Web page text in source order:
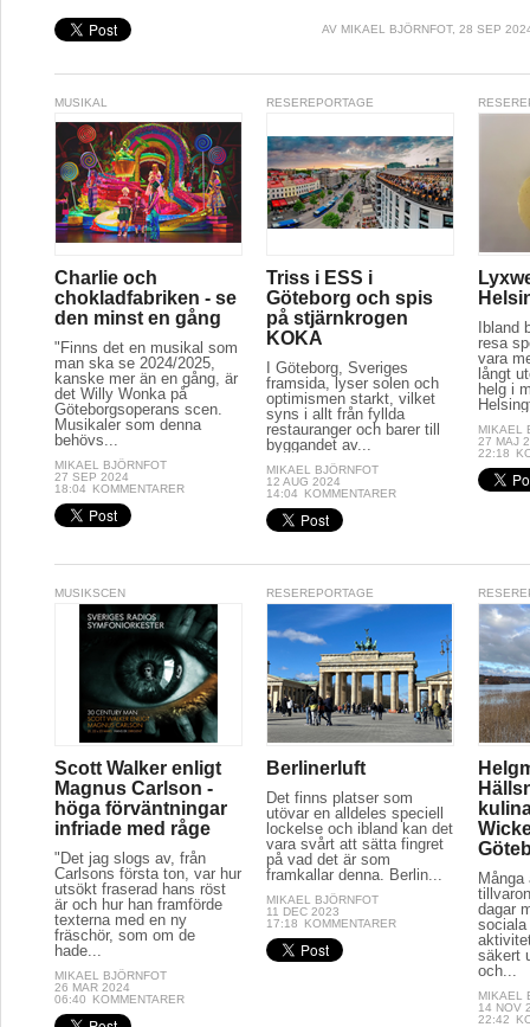
AV MIKAEL BJÖRNFOT, 28 SEP
MUSIKAL
Charlie och
chokladfabriken - se
den minst en gång
"Finns det en musikal som
man ska se 2024/2025,
kanske mer än en gång, är
det Willy Wonka på
Göteborgsoperans scen.
Musikaler som denna
behövs...
MIKAEL BJÖRNFOT
27 SEP 2024
18:04
KOMMENTARER
RESEREPORTAGE
Triss i ESS i
Göteborg och spis
på stjärnkrogen
KOKA
I Göteborg, Sveriges
framsida, lyser solen och
optimismen starkt, vilket
syns i allt från fyllda
restauranger och barer till
byggandet av...
MIKAEL BJÖRNFOT
12 AUG 2024
14:04
KOMMENTARER
Ibland
resa
vara
långt
helg i
MIKAEL
27 MAJ
22:18
MUSIKSCEN
Scott Walker enligt
Magnus Carlson -
höga förväntningar
infriade med råge
"Det jag slogs av, från
Carlsons första ton, var hur
utsökt fraserad hans röst
är och hur han framförde
texterna med en ny
fräschör, som om de
hade...
MIKAEL BJÖRNFOT
26 MAR 2024
06:40
KOMMENTARER
RESEREPORTAGE
Berlinerluft
Det finns platser som
utövar en alldeles speciell
lockelse och ibland kan det
vara svårt att sätta fingret
på vad det är som
framkallar denna. Berlin...
MIKAEL BJÖRNFOT
11 DEC 2023
17:18
KOMMENTARER
dagar
säkert
och...
MIKAEL
14 NOV
22:42